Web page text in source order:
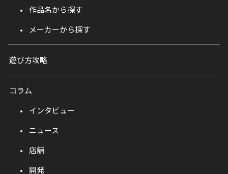
作品名から探す
メーカーから探す
遊び方攻略
コラム
インタビュー
ニュース
店舗
開発